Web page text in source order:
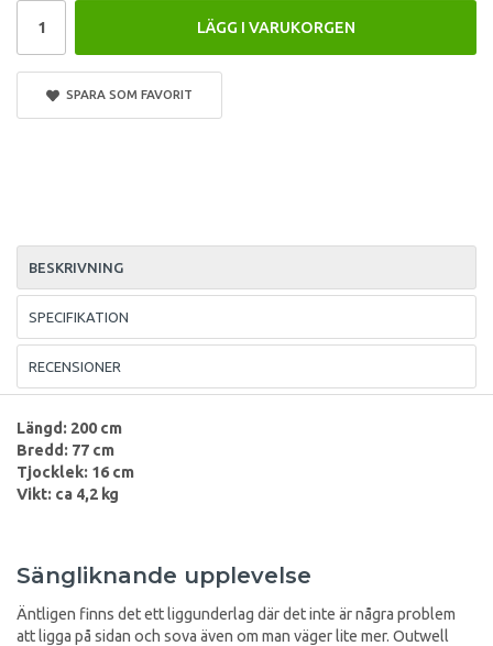
LÄGG I VARUKORGEN
SPARA SOM FAVORIT
BESKRIVNING
SPECIFIKATION
RECENSIONER
Längd: 200 cm
Bredd: 77 cm
Tjocklek: 16 cm
Vikt: ca 4,2 kg
Sängliknande upplevelse
Äntligen finns det ett liggunderlag där det inte är några problem
att ligga på sidan och sova även om man väger lite mer. Outwell